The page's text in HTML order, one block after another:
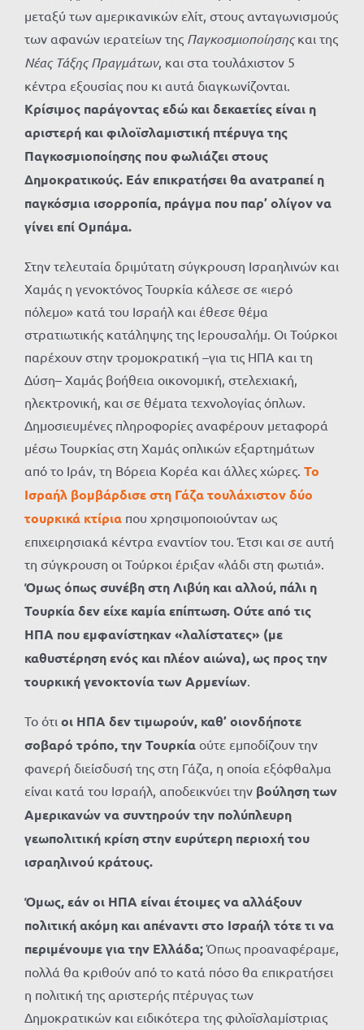
μεταξύ των αμερικανικών ελίτ, στους ανταγωνισμούς
των αφανών ιερατείων της Παγκοσμιοποίησηςκαι της
Νέας Τάξης Πραγμάτων, και στα τουλάχιστον 5
κέντρα εξουσίας που κι αυτά διαγκωνίζονται.
Κρίσιμος παράγοντας εδώ και δεκαετίες είναι η
αριστερή και φιλοϊσλαμιστική πτέρυγα της
Παγκοσμιοποίησης που φωλιάζει στους
Δημοκρατικούς. Εάν επικρατήσει θα ανατραπεί η
παγκόσμια ισορροπία, πράγμα που παρ’ ολίγον να
γίνει επί Ομπάμα.
Στην τελευταία δριμύτατη σύγκρουση Ισραηλινών και
Χαμάς η γενοκτόνος Τουρκία κάλεσε σε «ιερό
πόλεμο» κατά του Ισραήλ και έθεσε θέμα
στρατιωτικής κατάληψης της Ιερουσαλήμ. Οι Τούρκοι
παρέχουν στην τρομοκρατική –για τις ΗΠΑ και τη
Δύση– Χαμάς βοήθεια οικονομική, στελεχιακή,
ηλεκτρονική, και σε θέματα τεχνολογίας όπλων.
Δημοσιευμένες πληροφορίες αναφέρουν μεταφορά
μέσω Τουρκίας στη Χαμάς οπλικών εξαρτημάτων
από το Ιράν, τη Βόρεια Κορέα και άλλες χώρες. Το
Ισραήλ βομβάρδισε στη Γάζα τουλάχιστον δύο
τουρκικά κτίρια που χρησιμοποιούνταν ως
επιχειρησιακά κέντρα εναντίον του. Έτσι και σε αυτή
τη σύγκρουση οι Τούρκοι έριξαν «λάδι στη φωτιά».
Όμως όπως συνέβη στη Λιβύη και αλλού, πάλι η
Τουρκία δεν είχε καμία επίπτωση. Ούτε από τις
ΗΠΑ που εμφανίστηκαν «λαλίστατες» (με
καθυστέρηση ενός και πλέον αιώνα), ως προς την
τουρκική γενοκτονία των Αρμενίων.
Το ότι οι ΗΠΑ δεν τιμωρούν, καθ’ οιονδήποτε
σοβαρό τρόπο, την Τουρκία ούτε εμποδίζουν την
φανερή διείσδυσή της στη Γάζα, η οποία εξόφθαλμα
είναι κατά του Ισραήλ, αποδεικνύει την βούληση των
Αμερικανών να συντηρούν την πολύπλευρη
γεωπολιτική κρίση στην ευρύτερη περιοχή του
ισραηλινού κράτους.
Όμως, εάν οι ΗΠΑ είναι έτοιμες να αλλάξουν
πολιτική ακόμη και απέναντι στο Ισραήλ τότε τι να
περιμένουμε για την Ελλάδα;Όπως προαναφέραμε,
πολλά θα κριθούν από το κατά πόσο θα επικρατήσει
η πολιτική της αριστερής πτέρυγας των
Δημοκρατικών και ειδικότερα της φιλοϊσλαμίστριας